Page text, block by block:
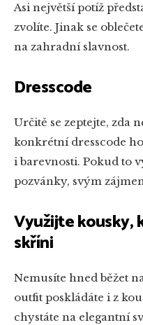
Asi největší potíž
zvolíte. Jinak se
na zahradní slavnost.
Dresscode
Určitě se zeptejte, zda
konkrétní dresscode
i barevnosti. Pokud to
pozvánky, svým
Využijte kousky,
skříni
Nemusíte hned běžet
outfit poskládáte i z
chystáte na elegantní